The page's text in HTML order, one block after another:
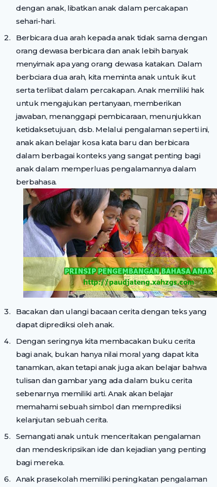
dengan anak, libatkan anak dalam percakapan
sehari-hari.
Berbicara dua arah kepada anak tidak sama dengan
orang dewasa berbicara dan anak lebih banyak
menyimak apa yang orang dewasa katakan. Dalam
berbciara dua arah, kita meminta anak untuk ikut
serta terlibat dalam percakapan. Anak memiliki hak
untuk mengajukan pertanyaan, memberikan
jawaban, menanggapi pembicaraan, menunjukkan
ketidaksetujuan, dsb. Melalui pengalaman seperti ini,
anak akan belajar kosa kata baru dan berbicara
dalam berbagai konteks yang sangat penting bagi
anak dalam memperluas pengalamannya dalam
berbahasa.
Bacakan dan ulangi bacaan cerita dengan teks yang
dapat diprediksi oleh anak.
Dengan seringnya kita membacakan buku cerita
bagi anak, bukan hanya nilai moral yang dapat kita
tanamkan, akan tetapi anak juga akan belajar bahwa
tulisan dan gambar yang ada dalam buku cerita
sebenarnya memiliki arti. Anak akan belajar
memahami sebuah simbol dan memprediksi
kelanjutan sebuah cerita.
Semangati anak untuk menceritakan pengalaman
dan mendeskripsikan ide dan kejadian yang penting
bagi mereka.
Anak prasekolah memiliki peningkatan pengalaman